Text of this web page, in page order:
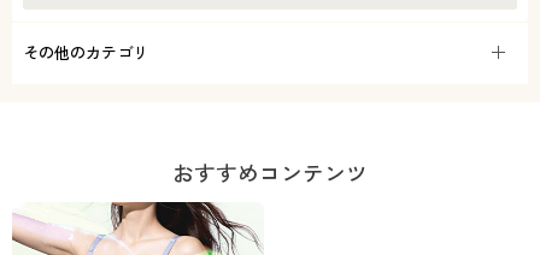
その他のカテゴリ
おすすめコンテンツ